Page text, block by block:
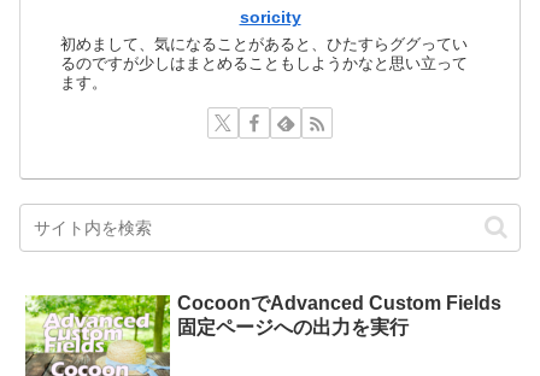
soricity
初めまして、気になることがあると、ひたすらググってい
るのですが少しはまとめることもしようかなと思い立って
ます。
CocoonでAdvanced Custom Fields
固定ページへの出力を実行